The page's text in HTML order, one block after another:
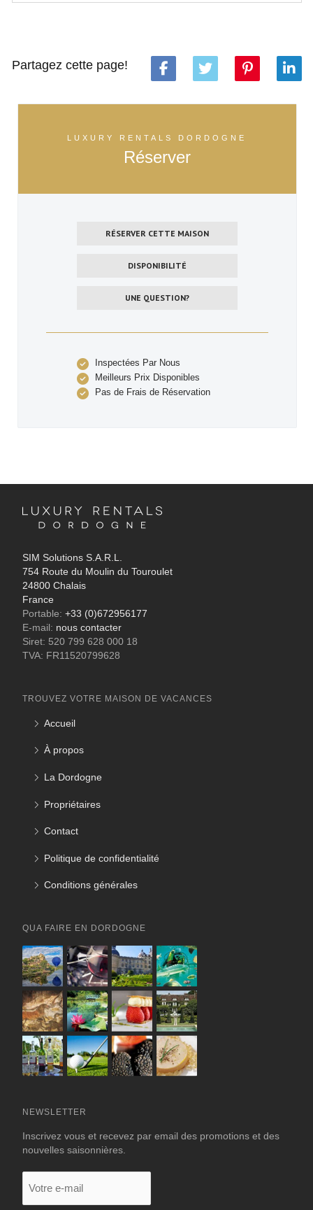
Partagez cette page!
LUXURY RENTALS DORDOGNE
Réserver
RÉSERVER CETTE MAISON
DISPONIBILITÉ
UNE QUESTION?
Inspectées Par Nous
Meilleurs Prix Disponibles
Pas de Frais de Réservation
SIM Solutions S.A.R.L.
754 Route du Moulin du Touroulet
24800 Chalais
France
Portable: +33 (0)672956177
E-mail: nous contacter
Siret: 520 799 628 000 18
TVA: FR11520799628
TROUVEZ VOTRE MAISON DE VACANCES
Accueil
À propos
La Dordogne
Propriétaires
Contact
Politique de confidentialité
Conditions générales
QUA FAIRE EN DORDOGNE
NEWSLETTER
Inscrivez vous et recevez par email des promotions et des
nouvelles saisonnières.